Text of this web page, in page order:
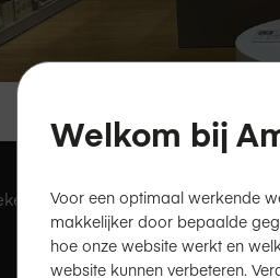
centrum. We zitten op de
hier
Welkom bij
Voor een optimaal werkende
makkelijker door bepaalde
hoe onze website werkt en
website kunnen verbeteren.